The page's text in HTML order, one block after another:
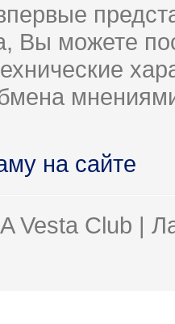
Вы можете
на сайте
Vesta Club |